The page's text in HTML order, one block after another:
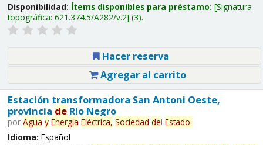
Disponibilidad: Ítems disponibles para préstamo: Signatura
topográfica: 621.374.5/A282/v.2 (3).
Hacer reserva
Agregar al carrito
Estación transformadora San Antoni Oeste,
provincia deRío Negro
por Agua y Energía Eléctrica, Sociedad del Estado.
Idioma: Español